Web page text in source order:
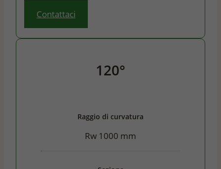
Contattaci
120°
Raggio di curvatura
Rw 1000 mm